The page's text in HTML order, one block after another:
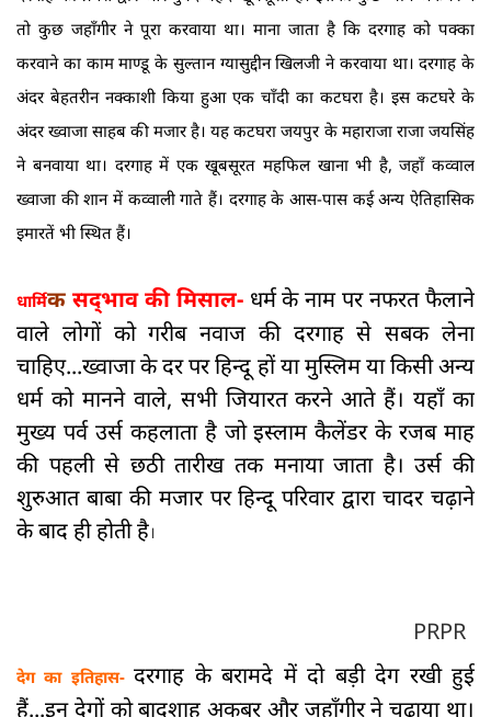
तो कुछ जहाँगीर ने पूरा करवाया था। माना जाता है कि दरगाह को पक्का
करवाने का काम माण्डू के सुल्तान ग्यासुद्दीन खिलजी ने करवाया था। दरगाह के
अंदर बेहतरीन नक्काशी किया हुआ एक चाँदी का कटघरा है। इस कटघरे के
अंदर ख्वाजा साहब की मजार है। यह कटघरा जयपुर के महाराजा राजा जयसिंह
ने बनवाया था। दरगाह में एक खूबसूरत महफिल खाना भी है, जहाँ कव्वाल
ख्वाजा की शान में कव्वाली गाते हैं। दरगाह के आस-पास कई अन्य ऐतिहासिक
इमारतें भी स्थित हैं।
धार्मिक सद्‍भाव की मिसाल- धर्म के नाम पर नफरत फैलाने
वाले लोगों को गरीब नवाज की दरगाह से सबक लेना
चाहिए...ख्वाजा के दर पर हिन्दू हों या मुस्लिम या किसी अन्य
धर्म को मानने वाले, सभी जियारत करने आते हैं। यहाँ का
मुख्य पर्व उर्स कहलाता है जो इस्लाम कैलेंडर के रजब माह
की पहली से छठी तारीख तक मनाया जाता है। उर्स की
शुरुआत बाबा की मजार पर हिन्दू परिवार द्वारा चादर चढ़ाने
के बाद ही होती है।
PRPR
देग का इतिहास-दरगाह के बरामदे में दो बड़ी देग रखी हुई
हैं...इन देगों को बादशाह अकबर और जहाँगीर ने चढ़ाया था।